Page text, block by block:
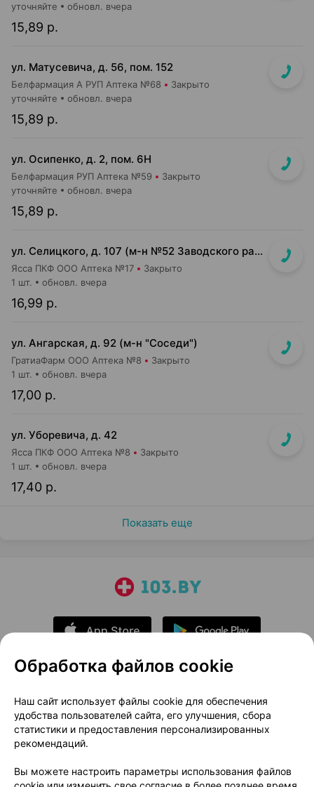
15,89 р.
уточняйте обновл. вчера
ул. Матусевича, д. 56, пом. 152
Белфармация А РУП Аптека №68 Закрыто
15,89 р.
уточняйте обновл. вчера
ул. Осипенко, д. 2, пом. 6Н
Белфармация РУП Аптека №59 Закрыто
15,89 р.
уточняйте обновл. вчера
ул. Селицкого, д. 107 (м-н №52 Заводского райпищеторга)
Ясса ПКФ ООО Аптека №17 Закрыто
16,99 р.
1 шт. обновл. вчера
ул. Ангарская, д. 92 (м-н "Соседи")
ГратиаФарм ООО Аптека №8 Закрыто
17,00 р.
1 шт. обновл. вчера
ул. Уборевича, д. 42
Ясса ПКФ ООО Аптека №8 Закрыто
17,40 р.
1 шт. обновл. вчера
Показать еще
О проекте
Новости проекта
Размещение рекламы
Медицинский маркетинг
Публичный договор
Доставка
Способы оплаты
Вакансии Партнеры
Обработка файлов cookie
Наш сайт использует файлы cookie для обеспечения
удобства пользователей сайта, его улучшения, сбора
статистики и предоставления персонализированных
рекомендаций.
Вы можете настроить параметры использования файлов